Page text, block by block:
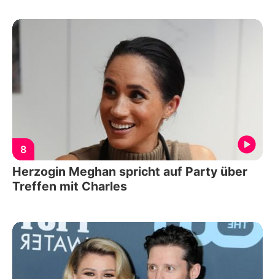
8
Herzogin Meghan spricht auf Party über
Treffen mit Charles